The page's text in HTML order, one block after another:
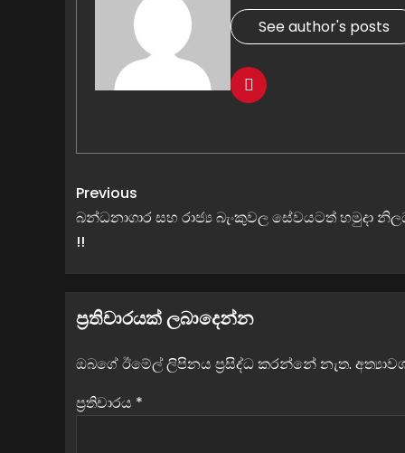
See author's posts
Previous
බන්ධනාගාර සහ රාජ්‍ය බැංකුවල සේවයටත් හමුදා
!!
ප්‍රතිචාරයක් ලබාදෙන්න
ඔබගේ ඊමේල් ලිපිනය ප්‍රසිද්ධ කරන්නේ නැත.
ප්‍රතිචාරය *